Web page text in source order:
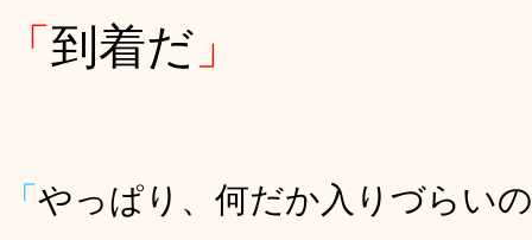
「 到着だ 」
「 やっぱり、何だか入りづらい